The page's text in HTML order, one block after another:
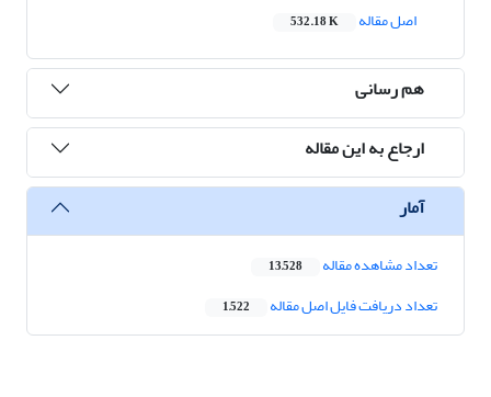
اصل مقاله
532.18 K
هم رسانی
ارجاع به این مقاله
آمار
تعداد مشاهده مقاله 13,528
تعداد دریافت فایل اصل مقاله 1,522